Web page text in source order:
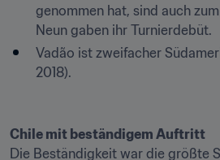
genommen hat, sind auch
Neun gaben ihr Turnierdebüt.
Vadão ist zweifacher
2018).
Die Beständigkeit war die größte